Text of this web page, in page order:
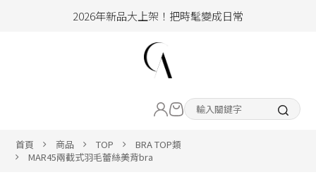
2026年新品大上架！把時髦變成日常
hello !! Happy to 2026
2026年新品大上架！把時髦變成日常
ALL ITEM
首頁 商品 TOP
BRA TOP類
MAR45兩截式羽毛蕾絲美背bra